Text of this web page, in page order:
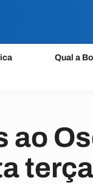
Qual a
ao